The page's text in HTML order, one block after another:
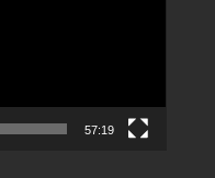
57:19